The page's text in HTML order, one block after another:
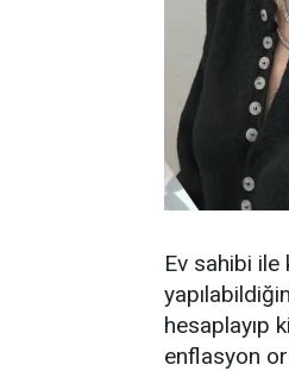
Ev sahibi ile
hesaplayıp
enflasyon